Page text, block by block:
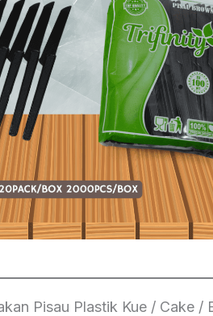
Pisau Plastik Kue / Cake /